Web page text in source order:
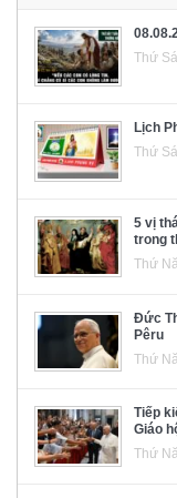
Thứ
Lịch
Thứ
5 vị
trong
Thứ
Đức
Pêru
Thứ
Tiếp
Giáo
Thứ